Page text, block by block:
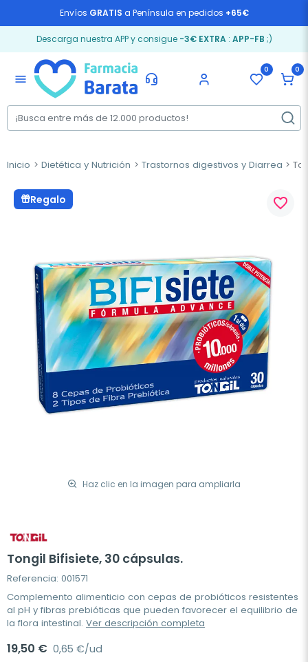
Envíos GRATIS a Península en pedidos +65€
Descarga nuestra APP y consigue -3€ EXTRA: APP-FB ;)
menu
0 0
Inicio Dietética y Nutrición Trastornos digestivos y Diarrea
Regalo
Haz clic en la imagen para ampliarla
favorite_border
Tongil Bifisiete, 30 cápsulas.
Referencia: 001571
Complemento alimenticio con cepas de probióticos resistentes
al pH y fibras prebióticas que pueden favorecer el equilibrio de
la flora intestinal. Ver descripción completa
19,50 € 0,65 €/ud